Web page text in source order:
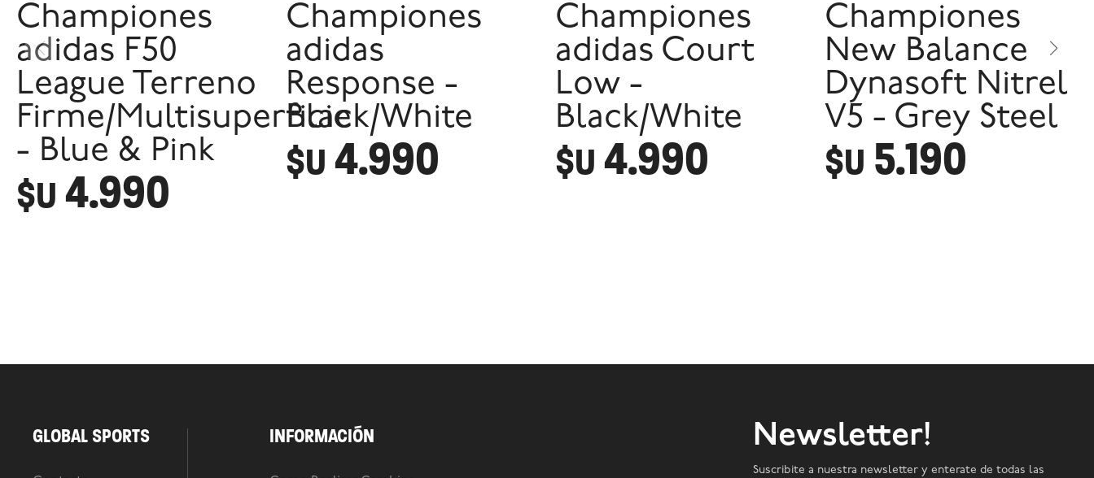
Championes
adidas F50
League Terreno
Firme/Multisuperficie
- Blue & Pink
$U 4.990
Championes
adidas
Response -
Black/White
$U 4.990
Championes
adidas Court
Low -
Black/White
$U 4.990
Championes
New Balance
Dynasoft Nitrel
V5 - Grey Steel
$U 5.190
GLOBAL SPORTS INFORMACIÓN Newsletter!
Suscribite a nuestra newsletter y enterate de todas las